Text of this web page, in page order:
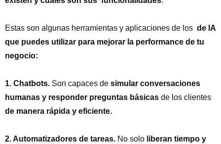
Estas son algunas herramientas y aplicaciones de los de IA
que puedes utilizar para mejorar la performance de tu
negocio:
1. Chatbots. Son capaces de simular conversaciones
humanas y responder preguntas básicas de los clientes
de manera rápida y eficiente.
2. Automatizadores de tareas. No solo liberan tiempo y